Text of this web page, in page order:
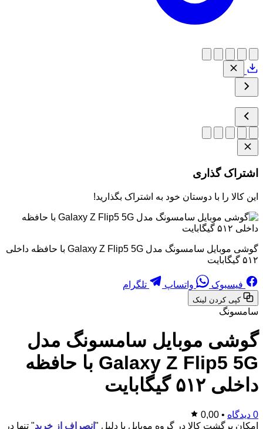
اشتراک گذاری
این کالا را با دوستان خود به اشتراک بگذارید!
گوشی موبایل سامسونگ مدل Galaxy Z Flip5 5G با حافظه داخلی
۵۱۲ گیگابایت
فیسبوک واتساپ تلگرام
کپی کردن لینک
سامسونگ
گوشی موبایل سامسونگ مدل
Galaxy Z Flip5 5G با حافظه
داخلی ۵۱۲ گیگابایت
0 دیدگاه •
0,00
امکان برگشت کالا در گروه موبایل با دلیل " انصراف از خرید" تنها در